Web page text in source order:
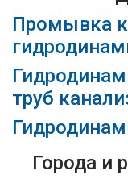
Промывка
труб
Города и